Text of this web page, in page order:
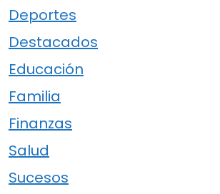
Deportes
Destacados
Educación
Familia
Finanzas
Salud
Sucesos